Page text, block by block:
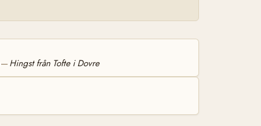
— Hingst från Tofte i Dovre